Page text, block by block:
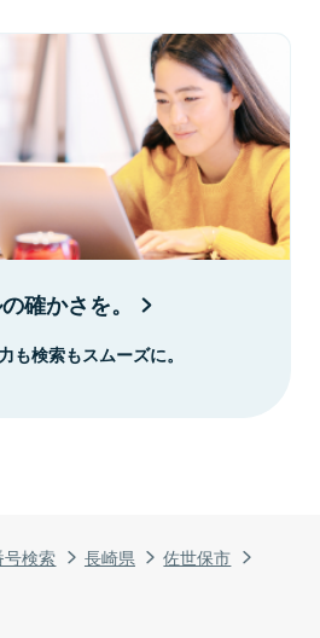
検索 長崎県
佐世保市
確かさを。
も検索もスムーズに。